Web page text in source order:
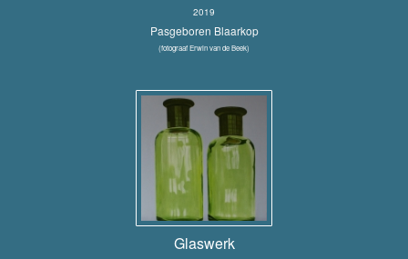
2019
Pasgeboren Blaarkop
(fotograaf Erwin van de Beek)
Glaswerk